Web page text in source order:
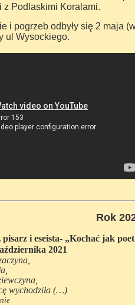
z Podlaskimi Koralami.
i pogrzeb odbyły się 2 maja
ul Wysockiego.
Rok
pisarz i eseista- „Kochać jak
2021
wychodziła (…)